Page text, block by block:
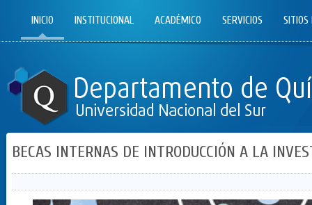
INICIO INSTITUCIONAL ACADÉMICO SERVICIOS SITIOS
BECAS INTERNAS DE INTRODUCCIÓN A LA